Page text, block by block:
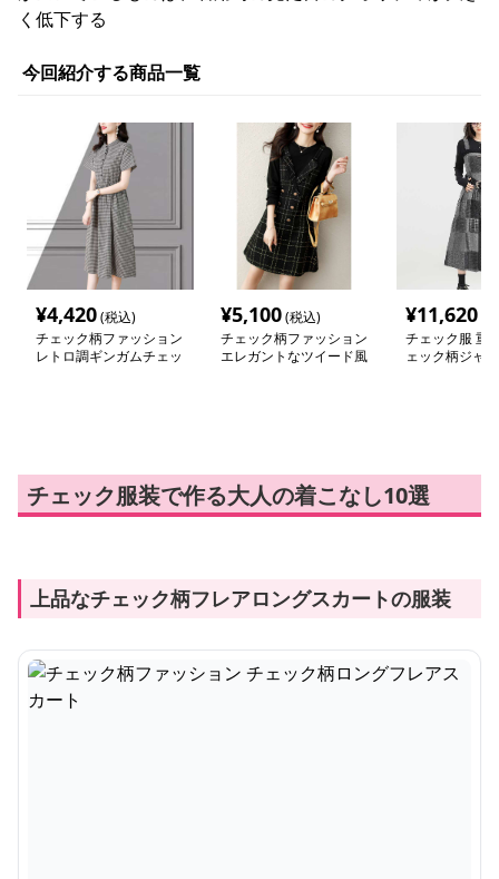
く低下する
今回紹介する商品一覧
¥4,420(税込)
チェック柄ファッション
レトロ調ギンガムチェッ
¥5,100(税込)
チェック柄ファッション
エレガントなツイード風
¥11,620
チェック服 重
ェック柄ジャ
チェック服装で作る大人の着こなし10選
上品なチェック柄フレアロングスカートの服装